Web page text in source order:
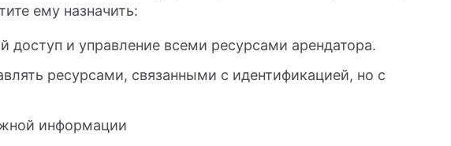
ему назначить:
доступ и управление всеми ресурсами арендатора.
ресурсами, связанными с идентификацией, но с
информации